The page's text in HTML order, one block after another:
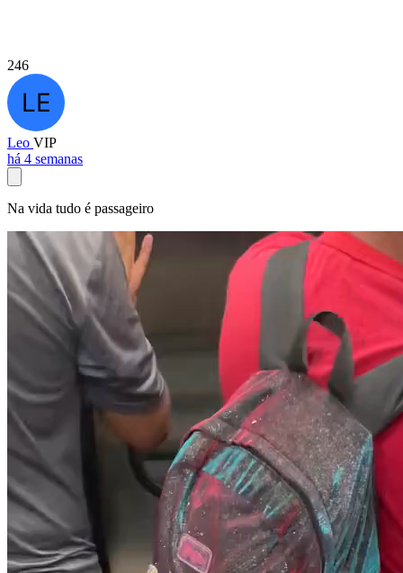
246
Leo VIP
há 4 semanas
Na vida tudo é passageiro